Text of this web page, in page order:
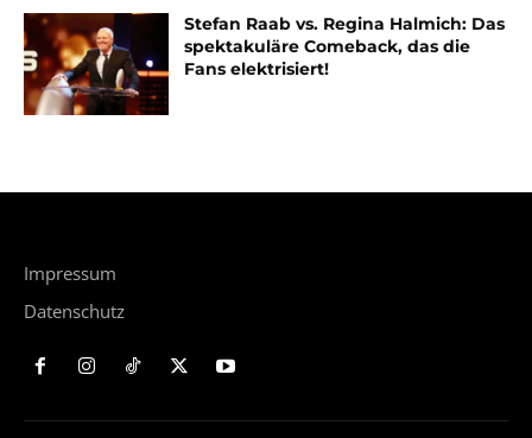
Stefan Raab vs. Regina Halmich: Das
spektakuläre Comeback, das die
Fans elektrisiert!
Impressum
Datenschutz